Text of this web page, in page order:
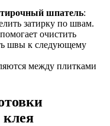
шпатель:
затирку по швам.
очистить
швы к следующему
между плитками
клея